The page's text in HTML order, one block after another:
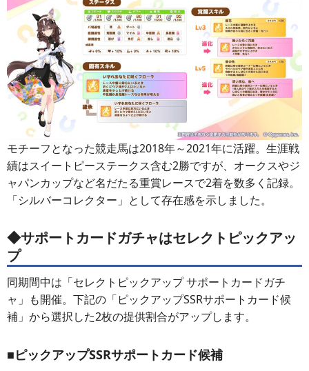
モチーフとなった競走馬は2018年～2021年に活躍。生涯戦
績はスイートピーステークス含む2勝ですが、オークスやジ
ャパンカップなど名だたる重賞レースで2着を数多く記録。
「シルバーコレクター」として存在感を示しました。
◆サポートカードガチャはセレクトピックアッ
プ
同期間中は「セレクトピックアップ サポートカードガチ
ャ」も開催。下記の「ピックアップSSRサポートカード候
補」から選択した2枚の提供割合がアップします。
■ピックアップSSRサポートカード候補